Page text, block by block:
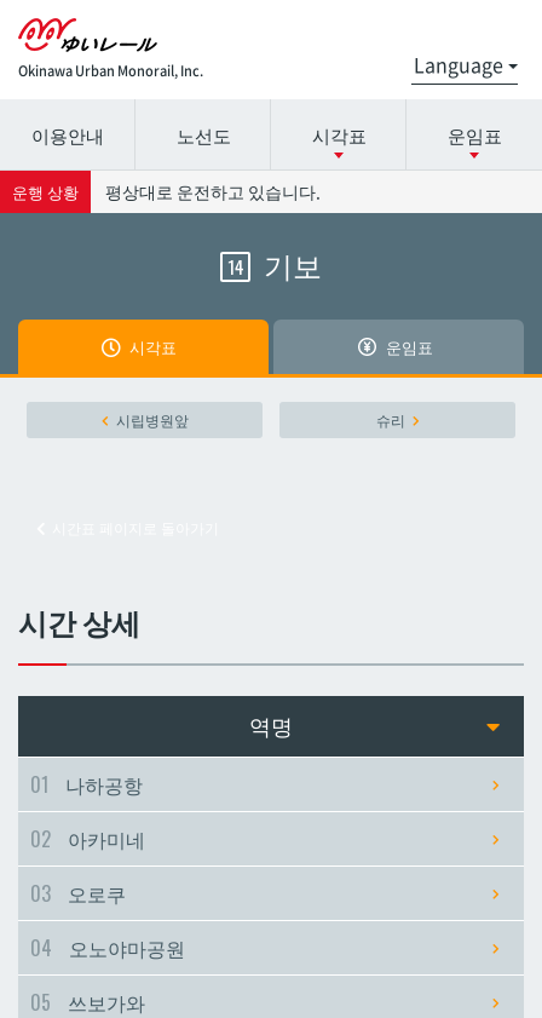
Okinawa Urban Monorail, Inc.
시간표 세부 정보의 방송국 이름을 선택하십시오.
나하공항
아사토
요금표에 대한 자세한 내용은 역 이름을 선택하십시오.
나하공항
아사토
이용안내 노선도 시각표 운임표
운행 상황 평상대로 운전하고 있습니다.
14 기보
시각표 운임표
시립병원앞 슈리
시간 상세
역명
01
나하공항
02
아카미네
03
오로쿠
04
오노야마공원
05
쓰보가와